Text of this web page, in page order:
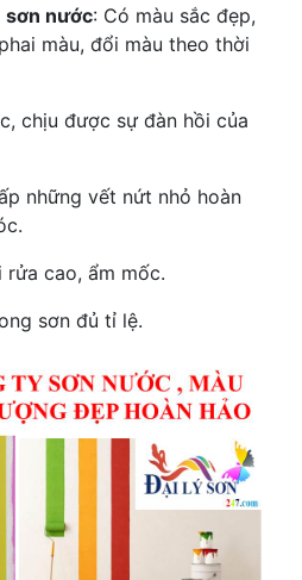
sơn nước: Có màu sắc đẹp,
màu, đổi màu theo thời
chịu được sự đàn hồi của
những vết nứt nhỏ hoàn
cao, ẩm mốc.
sơn đủ tỉ lệ.